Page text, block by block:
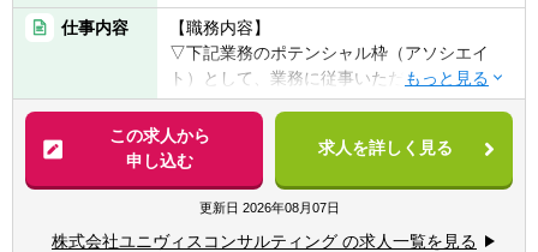
【歓迎要件】
■M＆A領域、会計業務に対する興味・関心
■実務におけるデータ分析、リサーチの経験
■公認会計士試験勉強中の方/過去に受験経験
のある方
■税理士試験勉強中の方/過去に受験経験のあ
る方
■監査法人、税理士事務所、会計事務所での
業務経験がある方
仕事内容
【職務内容】
▽下記業務のポテンシャル枠（アソシエイ
ト）として、業務に従事いただきます。
■事業計画策定
■IPO支援業務
■M&Aにかかるデューデリ、株価算定業務
■経営企画支援業務
■CFO代行
■ハンズオン型の再生業務他
この求人から
申し込む
求人を詳しく見る
更新日 2026年08月07日
株式会社ユニヴィスコンサルティング の求人一覧を見る